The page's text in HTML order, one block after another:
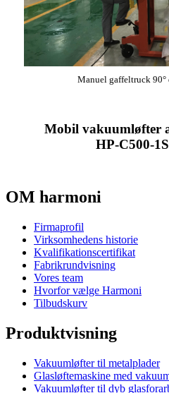
Manuel gaffeltruck
Mobil vakuumløfter
HP-C500-
OM harmoni
Firmaprofil
Virksomhedens historie
Kvalifikationscertifikat
Fabrikrundvisning
Vores team
Hvorfor vælge Harmoni
Tilbudskurv
Produktvisning
Vakuumløfter til metalplader
Glasløftemaskine med
Vakuumløfter til dyb